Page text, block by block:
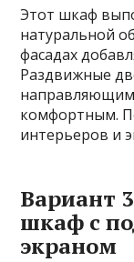
Этот шкаф
натуральной
фасадах
Раздвижные
комфортным.
интерьеров и
Вариант
шкаф с
экраном